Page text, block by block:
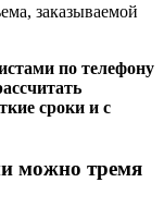
заказываемой
по телефону
сроки и с
можно тремя